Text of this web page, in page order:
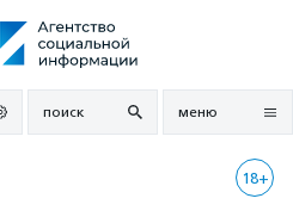
поиск меню
18+